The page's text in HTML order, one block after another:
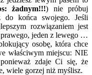
żadnym!!!) nie próbuj
do końca swojego. Jeśli
rozwiązaniem jest
prawego, jeden z lewego …
osobę, która chce
właściwym miejscu: NIE
zdaje Ci się, że
wiele gorzej niż myślisz.